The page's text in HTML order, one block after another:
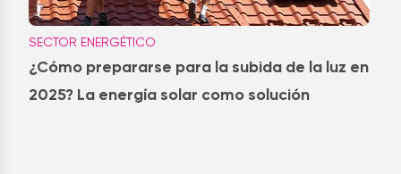
SECTOR ENERGÉTICO
¿Cómo prepararse para la subida de la luz en
2025? La energía solar como solución